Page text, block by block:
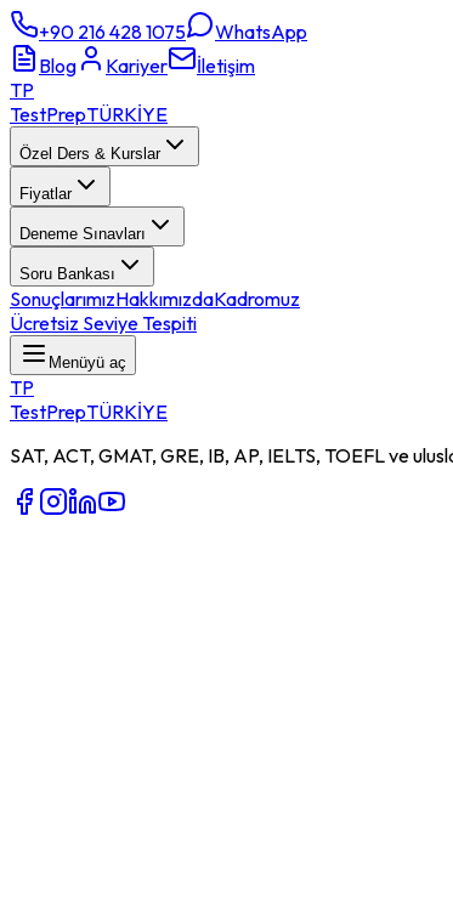
+90 216 428 1075
WhatsApp
Blog
Kariyer
İletişim
TP
TestPrepTÜRKİYE
Özel Ders & Kurslar
Fiyatlar
Deneme Sınavları
Soru Bankası
SonuçlarımızHakkımızdaKadromuz
Ücretsiz Seviye Tespiti
Menüyü aç
TP
TestPrepTÜRKİYE
SAT, ACT, GMAT, GRE, IB, AP, IELTS, TOEFL ve